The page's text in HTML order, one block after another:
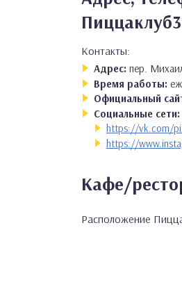
Контакты:
Адрес: пер.
Время работы:
Официальный
Социальные сети:
https://vk.com/
https://
Кафе/
Расположение